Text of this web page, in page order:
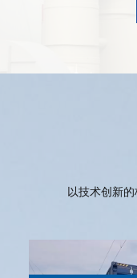
以技术创新